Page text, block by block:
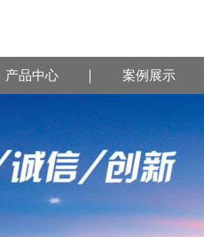
产品中心 案例展示